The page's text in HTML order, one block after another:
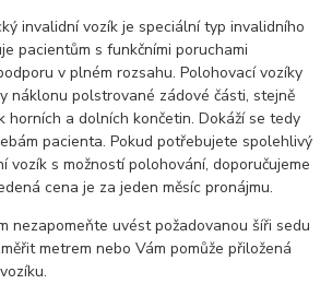
invalidní vozík je speciální typ invalidního
pacientům s funkčními poruchami
v plném rozsahu. Polohovací vozíky
náklonu polstrované zádové části, stejně
horních a dolních končetin. Dokáží se tedy
pacienta. Pokud potřebujete spolehlivý
vozík s možností polohování, doporučujeme
cena je za jeden měsíc pronájmu.
nezapomeňte uvést požadovanou šíři sedu
metrem nebo Vám pomůže přiložená